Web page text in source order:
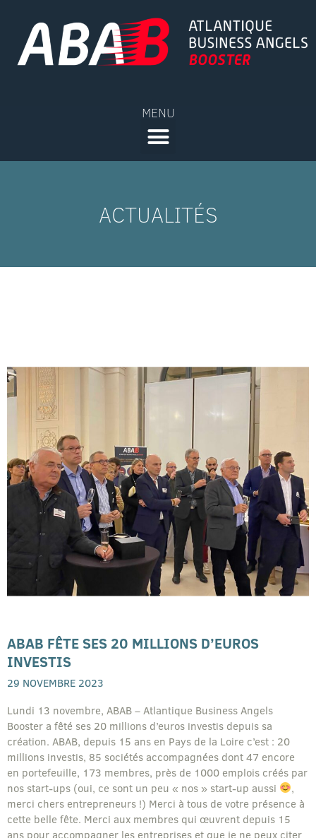
MENU
ACTUALITÉS
ABAB FÊTE SES 20 MILLIONS D’EUROS
INVESTIS
29 NOVEMBRE 2023
Lundi 13 novembre, ABAB – Atlantique Business Angels
Booster a fêté ses 20 millions d’euros investis depuis sa
création. ABAB, depuis 15 ans en Pays de la Loire c’est : 20
millions investis, 85 sociétés accompagnées dont 47 encore
en portefeuille, 173 membres, près de 1000 emplois créés par
nos start-ups (oui, ce sont un peu « nos » start-up aussi
,
merci chers entrepreneurs !) Merci à tous de votre présence à
cette belle fête. Merci aux membres qui œuvrent depuis 15
ans pour accompagner les entreprises et que je ne peux citer